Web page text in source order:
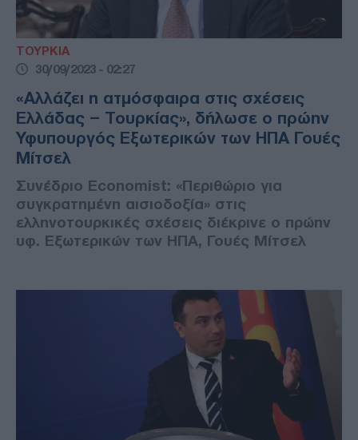
ΤΟΥΡΚΙΑ
30/09/2023 - 02:27
«Αλλάζει η ατμόσφαιρα στις σχέσεις
Ελλάδας – Τουρκίας», δήλωσε ο πρώην
Υφυπουργός Εξωτερικών των ΗΠΑ Γουές
Μίτσελ
Συνέδριο Economist: «Περιθώριο για
συγκρατημένη αισιοδοξία» στις
ελληνοτουρκικές σχέσεις διέκρινε ο πρώην
υφ. Εξωτερικών των ΗΠΑ, Γουές Μίτσελ